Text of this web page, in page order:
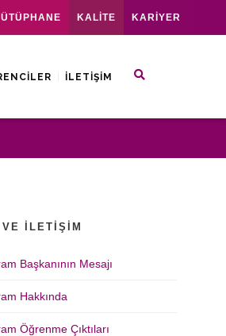
KALİTE KARİYER
İLETIŞIM
VE İLETIŞIM
Başkanının Mesajı
Hakkında
Öğrenme Çıktıları